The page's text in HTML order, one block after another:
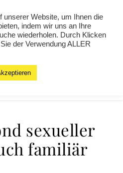
sexueller
familiär
unserer Website, um Ihnen die
indem wir uns an Ihre
wiederholen. Durch Klicken
der Verwendung ALLER